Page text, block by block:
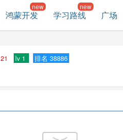
鸿蒙开发 学习路线 广场
21 lv 1 排名 38886